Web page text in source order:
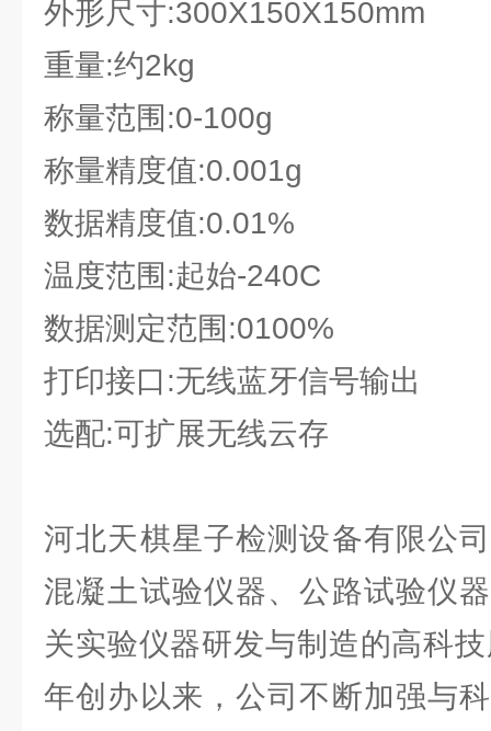
外形尺寸:300X150X150mm
重量:约2kg
称量范围:0-100g
称量精度值:0.001g
数据精度值:0.01%
温度范围:起始-240C
数据测定范围:0100%
打印接口:无线蓝牙信号输出
选配:可扩展无线云存
河北天棋星子检测设备有限公
混凝土试验仪器、公路试验仪
关实验仪器研发与制造的高科
年创办以来，公司不断加强与